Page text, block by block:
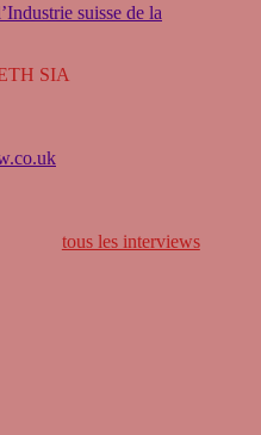
suisse de la
SIA
tous les inter­views